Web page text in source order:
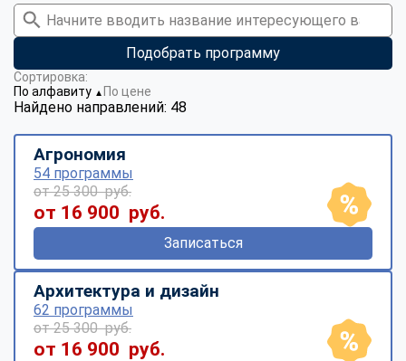
Подобрать программу
Найдено направлений: 48
Сортировка:
По алфавиту ▼ По цене
Агрономия
54 программы
от 25 300 руб.
от 16 900 руб.
Записаться
Архитектура и дизайн
62 программы
от 25 300 руб.
от 16 900 руб.